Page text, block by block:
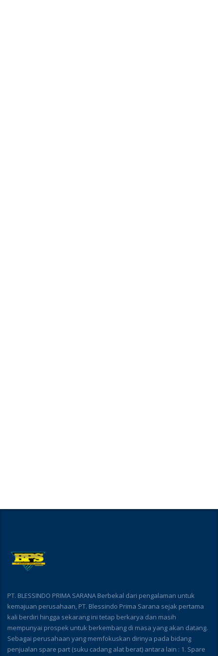
PT. BLESSINDO PRIMA SARANA Berbekal dari pengalaman untuk
kemajuan perusahaan, PT. Blessindo Prima Sarana sejak pertama
kali berdiri hingga sekarang ini tetap berkarya dan masih
mempunyai prospek untuk berkembang di masa yang akan datang.
Sebagai perusahaan yang memfokuskan dirinya pada bidang
penjualan spare part (suku cadang alat berat) antara lain : 1. Spare